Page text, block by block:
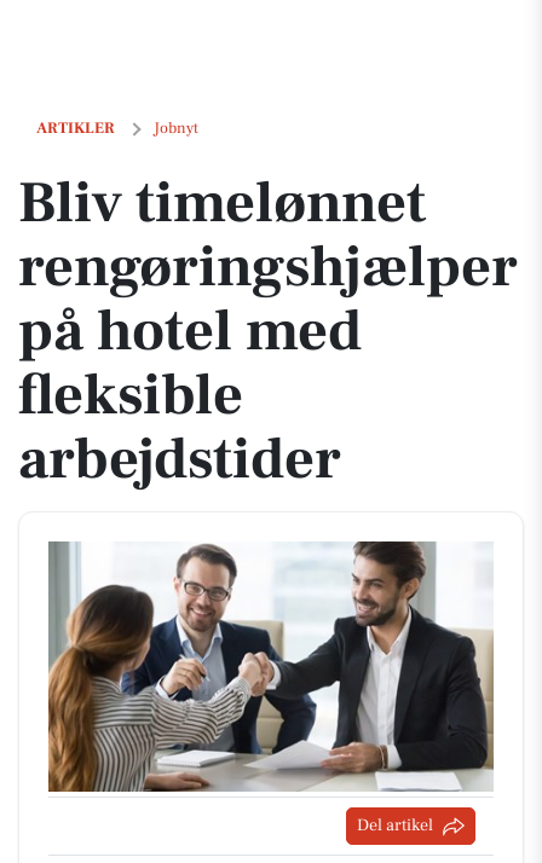
ARTIKLER Jobnyt
Bliv timelønnet rengøringshjælper på hotel med fleksible
Bliv timelønnet
rengøringshjælper
på hotel med
fleksible
arbejdstider
Del artikel